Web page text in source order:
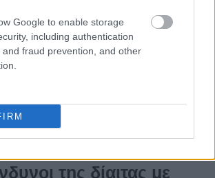
Google to enable storage
including authentication
and fraud prevention, and other
τη μακροπρόθεσμη
της. Παρ’ όλα αυτά, τα αυγά
πηγή πρωτεΐνης, καθώς και
η ενσωμάτωσή τους σε μια
μπορεί να προσφέρει
της δίαιτας με